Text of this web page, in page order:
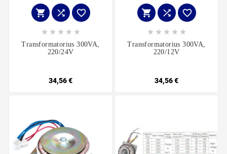
  
    
Transformatorius 300VA,
220/24V
34,56 €
  
    
Transformatorius 300VA,
220/12V
34,56 €